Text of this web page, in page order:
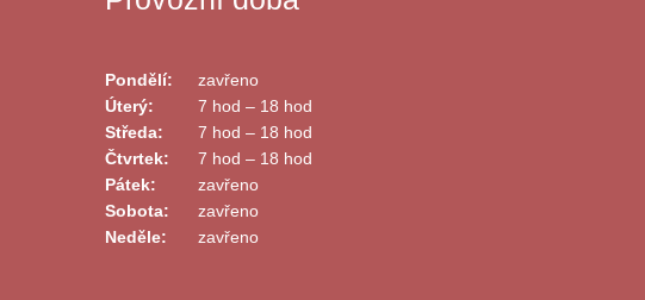
Pondělí:
zavřeno
Úterý:
7 hod – 18 hod
Středa:
7 hod – 18 hod
Čtvrtek:
7 hod – 18 hod
Pátek:
zavřeno
Sobota:
zavřeno
Neděle:
zavřeno